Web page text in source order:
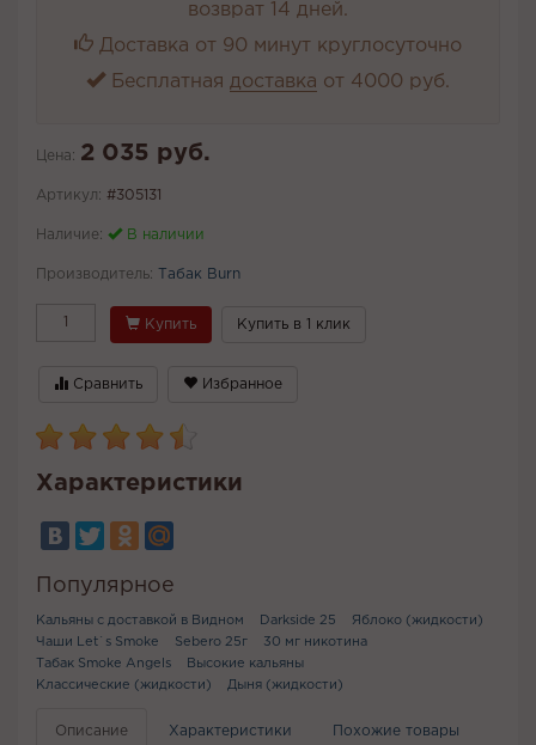
возврат 14 дней.
Доставка от 90 минут круглосуточно
Бесплатная доставка от 4000 руб.
Цена: 2 035 руб.
Артикул: #305131
Наличие: В наличии
Производитель: Табак Burn
Купить Купить в 1 клик
Сравнить Избранное
Характеристики
Популярное
Кальяны с доставкой в Видном Darkside 25
Яблоко (жидкости)
Чаши Let`s Smoke
Sebero 25г
30 мг никотина
Табак Smoke Angels
Высокие кальяны
Классические (жидкости)
Дыня (жидкости)
Описание Характеристики Похожие товары